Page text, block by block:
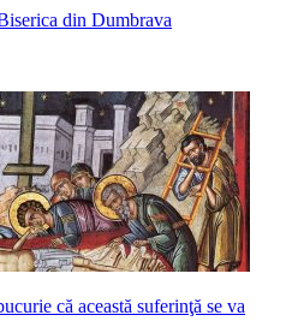
din Dumbrava
că această suferinţă se va